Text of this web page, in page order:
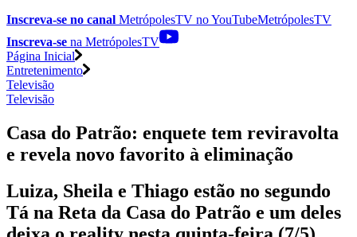
Inscreva-se no canal MetrópolesTV noYouTubeMetrópolesTV
Inscreva-se na MetrópolesTV
Página Inicial
Entretenimento
Televisão
Televisão
Casa do Patrão: enquete tem reviravolta
e revela novo favorito à eliminação
Luiza, Sheila e Thiago estão no segundo
Tá na Reta da Casa do Patrão e um deles